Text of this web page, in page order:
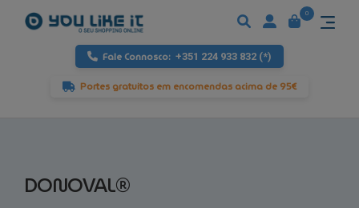
Fale Connosco: +351 224 933 832 (*)
Portes gratuitos em encomendas acima de 95€
0
DONOVAL®